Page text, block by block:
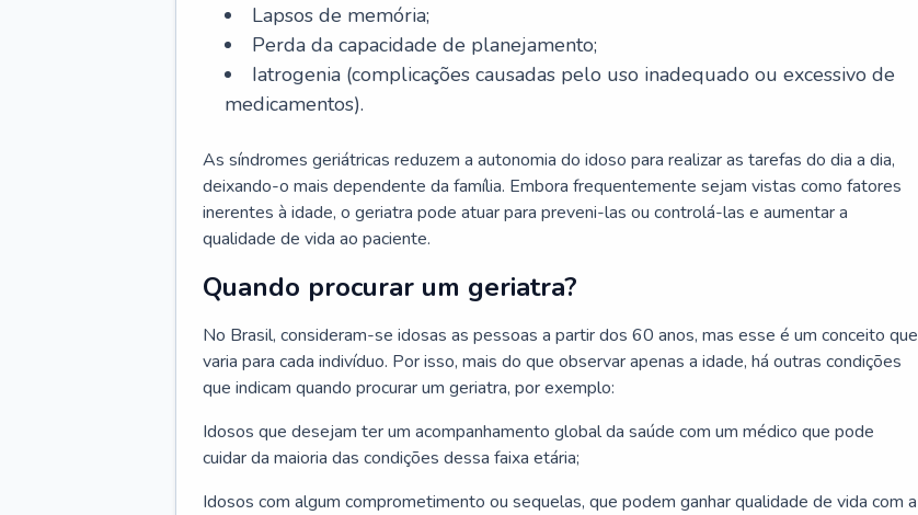
Lapsos de memória;
Perda da capacidade de planejamento;
Iatrogenia (complicações causadas pelo uso inadequado ou excessivo de
medicamentos).
As síndromes geriátricas reduzem a autonomia do idoso para realizar as tarefas do dia a dia,
deixando-o mais dependente da família. Embora frequentemente sejam vistas como fatores
inerentes à idade, o geriatra pode atuar para preveni-las ou controlá-las e aumentar a
qualidade de vida ao paciente.
Quando procurar um geriatra?
No Brasil, consideram-se idosas as pessoas a partir dos 60 anos, mas esse é um conceito que
varia para cada indivíduo. Por isso, mais do que observar apenas a idade, há outras condições
que indicam quando procurar um geriatra, por exemplo:
Idosos que desejam ter um acompanhamento global da saúde com um médico que pode
cuidar da maioria das condições dessa faixa etária;
Idosos com algum comprometimento ou sequelas, que podem ganhar qualidade de vida com a